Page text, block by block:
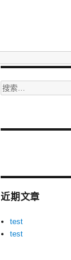
搜
at
-
xvideos
近期文章
test
test